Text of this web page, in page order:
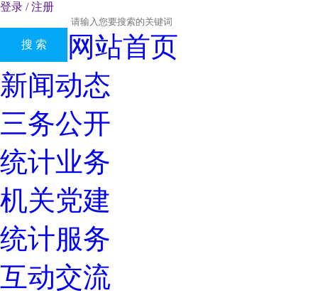
登录 / 注册
搜 索
网站首页
新闻动态
三务公开
统计业务
机关党建
统计服务
互动交流